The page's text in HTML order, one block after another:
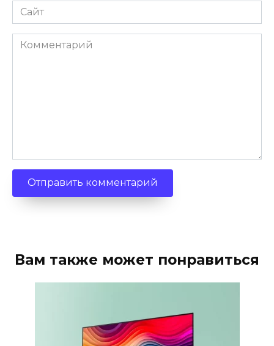
Сайт
Комментарий
Вам также может понравиться